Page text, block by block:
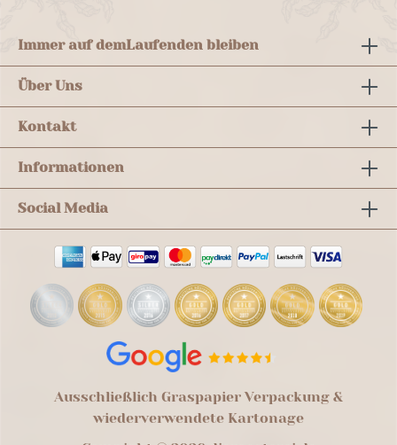
Immer auf demLaufenden bleiben
Über Uns
Kontakt
Informationen
Social Media
Ausschließlich Graspapier Verpackung &
wiederverwendete Kartonage